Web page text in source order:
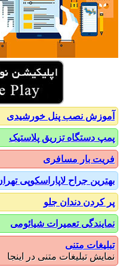
نصب پنل خورشیدی
دستگاه تزریق پلاستیک
بار مسافری
جراح لاپاراسکوپی تهران
دندان جلو
تعمیرات شیائومی
متنی
تبلیغات متنی در اینجا